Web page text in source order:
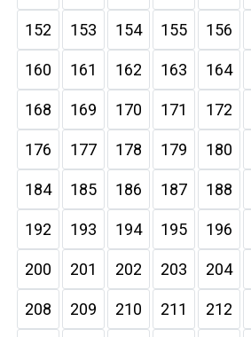
152 153 154 155 156
160 161 162 163 164
168 169 170 171 172
176 177 178 179 180
184 185 186 187 188
192 193 194 195 196
200 201 202 203 204
208 209 210 211 212